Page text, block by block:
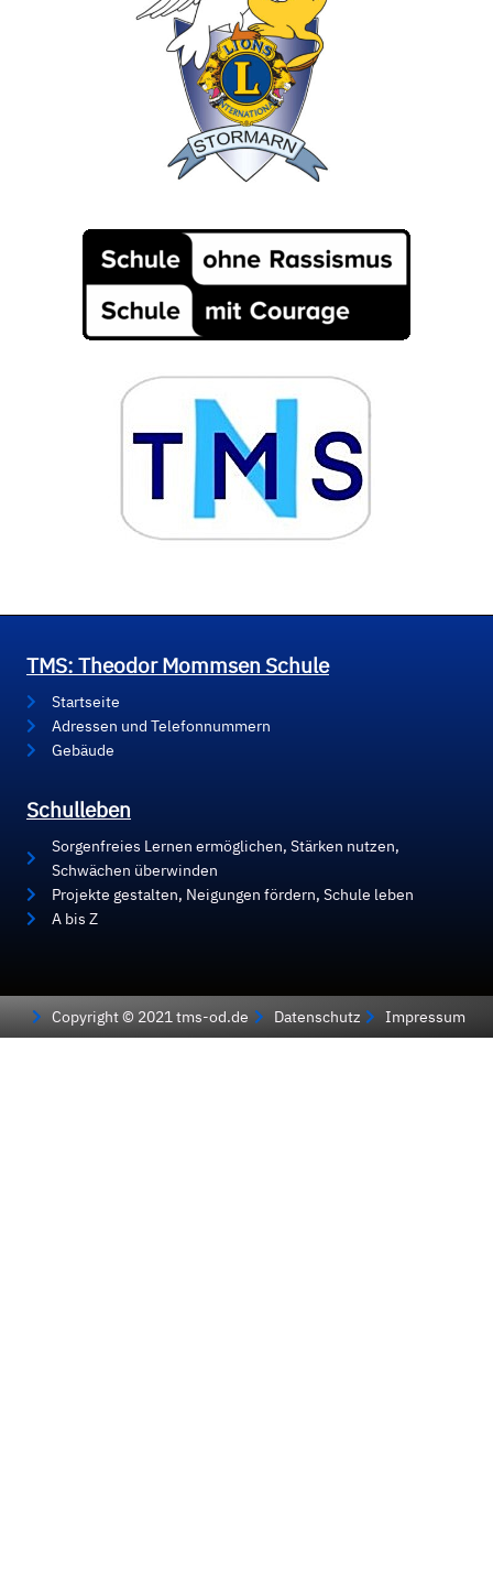
TMS: Theodor Mommsen Schule
Startseite
Adressen und Telefonnummern
Gebäude
Schulleben
Sorgenfreies Lernen ermöglichen, Stärken nutzen,
Schwächen überwinden
Projekte gestalten, Neigungen fördern, Schule leben
A bis Z
Copyright © 2021 tms-od.de Datenschutz Impressum